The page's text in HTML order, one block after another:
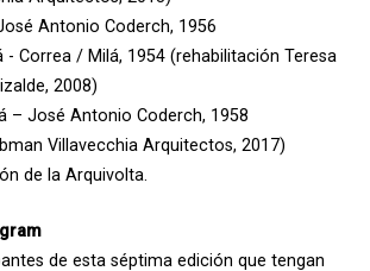
Antonio Coderch, 1956
- Correa / Milá, 1954 (rehabilitación Teresa
2008)
– José Antonio Coderch, 1958
Villavecchia Arquitectos, 2017)
de la Arquivolta.
de esta séptima edición que tengan